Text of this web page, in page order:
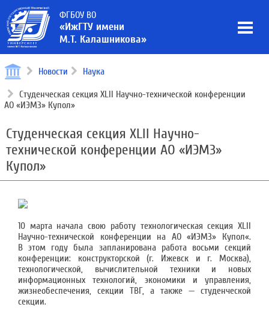
ФГБОУ ВО
«ИжГТУ имени
М.Т. Калашникова»
Новости Наука
Студенческая секция XLII Научно-технической конференции
АО «ИЭМЗ» Купол»
Студенческая секция XLII Научно-
технической конференции АО «ИЭМЗ»
Купол»
10 марта начала свою работу технологическая секция XLII
Научно-технической конференции на АО «ИЭМЗ» Купол«.
В этом году была запланирована работа восьми секций
конференции: конструкторской (г. Ижевск и г. Москва),
технологической, вычислительной техники и новых
информационных технологий, экономики и управления,
жизнеобеспечения, секции ТВГ, а также — студенческой
секции.